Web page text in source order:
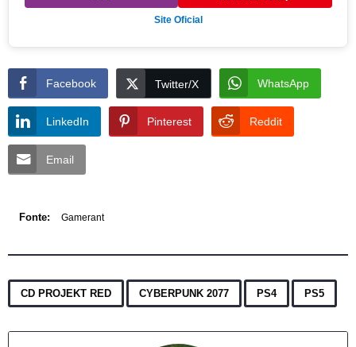
Site Oficial
Facebook Twitter/X WhatsApp
LinkedIn Pinterest Reddit
Email
Fonte: Gamerant
CD PROJEKT RED CYBERPUNK 2077 PS4 PS5